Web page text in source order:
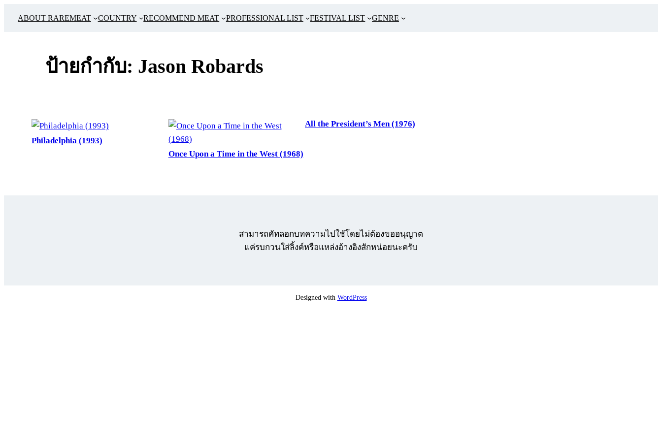
ABOUT RAREMEAT COUNTRY RECOMMEND MEAT PROFESSIONAL LIST FESTIVAL LIST GENRE
ป้ายกำกับ: Jason Robards
Philadelphia (1993)
Once Upon a Time in the West (1968)
All the President’s Men (1976)
สามารถคัทลอกบทความไปใช้โดยไม่ต้องขออนุญาต
แค่รบกวนใส่ลิ้งค์หรือแหล่งอ้างอิงสักหน่อยนะครับ
Designed with WordPress